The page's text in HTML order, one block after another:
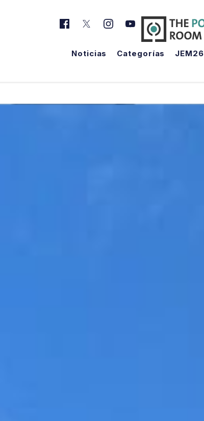
Noticias Categorías JEM26